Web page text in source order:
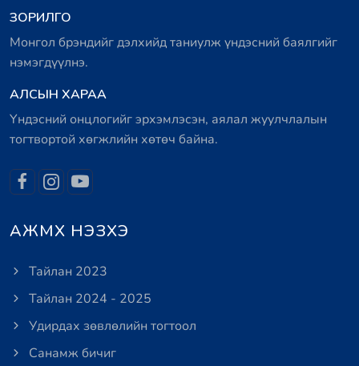
ЗОРИЛГО
Монгол брэндийг дэлхийд таниулж үндэсний баялгийг
нэмэгдүүлнэ.
АЛСЫН ХАРАА
Үндэсний онцлогийг эрхэмлэсэн, аялал жуулчлалын
тогтвортой хөгжлийн хөтөч байна.
АЖМХ НЭЗХЭ
Тайлан 2023
Тайлан 2024 - 2025
Удирдах зөвлөлийн тогтоол
Санамж бичиг